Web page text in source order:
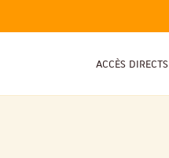
ACCÈS DIRECTS